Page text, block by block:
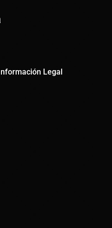
Legal